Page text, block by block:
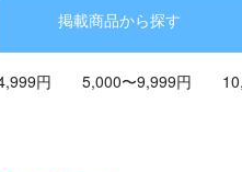
掲載商品から探す
円 5,000〜9,999円